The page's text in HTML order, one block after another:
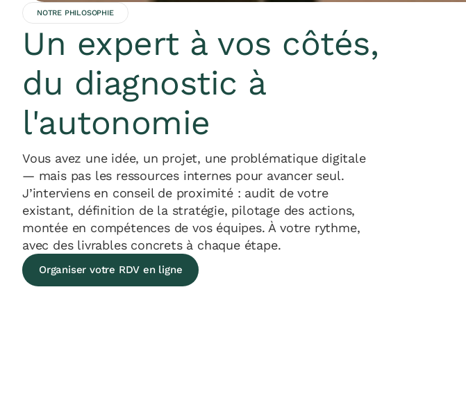
NOTRE PHILOSOPHIE
Un expert à vos côtés,
du diagnostic à
l'autonomie
Vous avez une idée, un projet, une problématique digitale
— mais pas les ressources internes pour avancer seul.
J’interviens en conseil de proximité : audit de votre
existant, définition de la stratégie, pilotage des actions,
montée en compétences de vos équipes. À votre rythme,
avec des livrables concrets à chaque étape.
Organiser votre RDV en ligne